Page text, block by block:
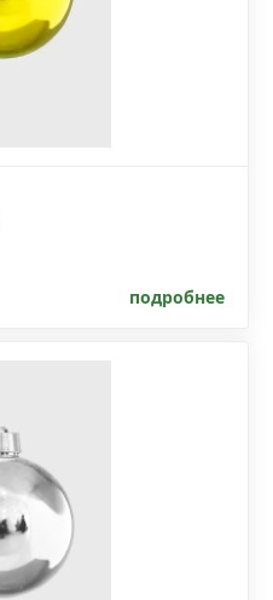
подробнее